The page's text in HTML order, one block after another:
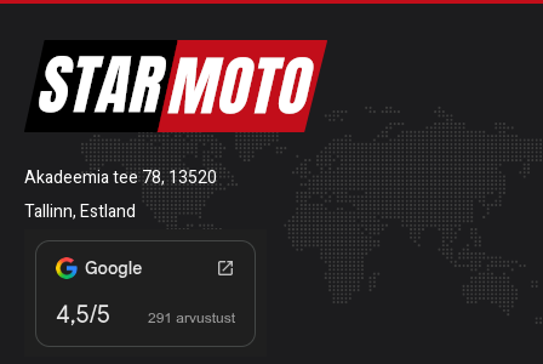
Akadeemia tee 78, 13520
Tallinn, Estland